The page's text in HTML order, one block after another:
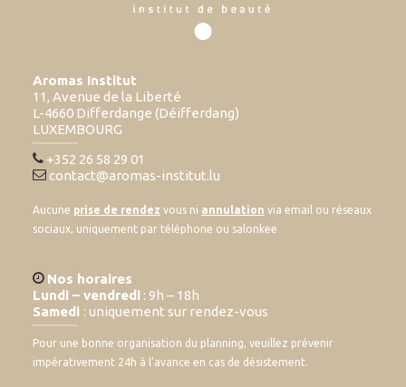
Aromas Institut
11, Avenue de la Liberté
L-4660 Differdange (Déifferdang)
LUXEMBOURG
+352 26 58 29 01
contact@aromas-institut.lu
Aucune prise de rendez vous ni annulation via email ou réseaux
sociaux, uniquement par téléphone ou salonkee
Nos horaires
Lundi – vendredi : 9h – 18h
Samedi : uniquement sur rendez-vous
Pour une bonne organisation du planning, veuillez prévenir
impérativement 24h à l’avance en cas de désistement.